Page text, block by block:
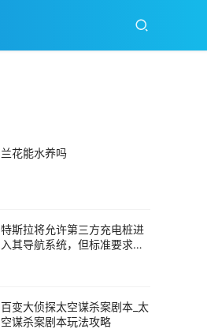
兰花能水养吗
特斯拉将允许第三方充电桩进
入其导航系统，但标准要求很
百变大侦探太空谋杀案剧本_太
空谋杀案剧本玩法攻略